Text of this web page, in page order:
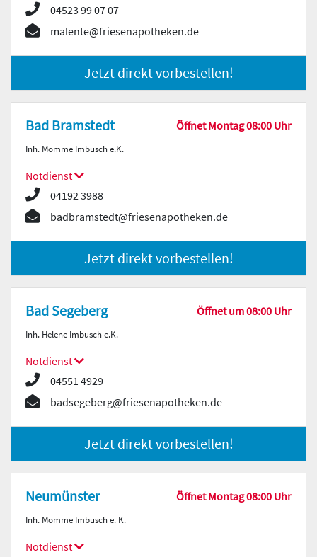
04523 99 07 07
malente@friesenapotheken.de
Jetzt direkt vorbestellen!
Öffnet Montag 08:00 Uhr
Bad Bramstedt
Inh. Momme Imbusch e.K.
Notdienst
04192 3988
badbramstedt@friesenapotheken.de
Jetzt direkt vorbestellen!
Öffnet um 08:00 Uhr
Bad Segeberg
Inh. Helene Imbusch e.K.
Notdienst
04551 4929
badsegeberg@friesenapotheken.de
Jetzt direkt vorbestellen!
Öffnet Montag 08:00 Uhr
Neumünster
Inh. Momme Imbusch e. K.
Notdienst